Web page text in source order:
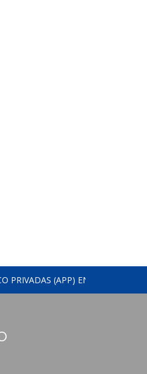
PRIVADAS (APP) EN COLOMBIA.